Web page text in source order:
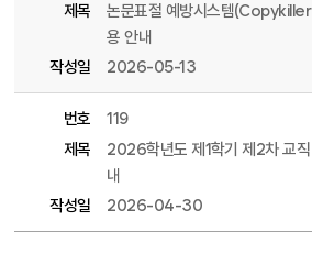
제목
논문표절 예방시스템
용 안내
작성일
2026-05-13
번호
119
제목
2026학년도 제1학기 제2차 교직
내
작성일
2026-04-30